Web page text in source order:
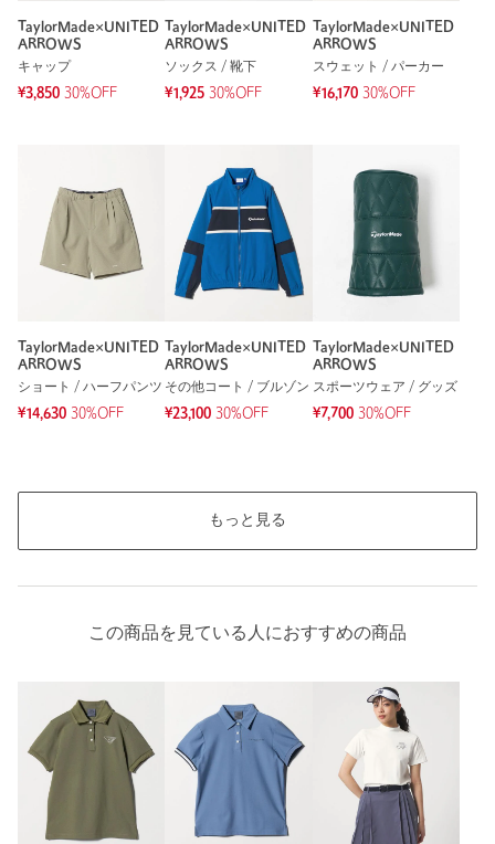
TaylorMade×UNITED
ARROWS
キャップ
¥3,850 30%OFF
TaylorMade×UNITED
ARROWS
ソックス / 靴下
¥1,925 30%OFF
TaylorMade×UNITED
ARROWS
スウェット / パーカー
¥16,170 30%OFF
TaylorMade×UNITED
ARROWS
ショート / ハーフパンツ
¥14,630 30%OFF
TaylorMade×UNITED
ARROWS
その他コート / ブルゾン
¥23,100 30%OFF
TaylorMade×UNITED
ARROWS
スポーツウェア / グッズ
¥7,700 30%OFF
もっと見る
この商品を見ている人におすすめの商品